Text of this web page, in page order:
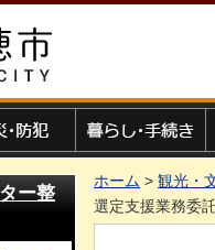
ー整
ホーム > 観光・
選定支援業務委